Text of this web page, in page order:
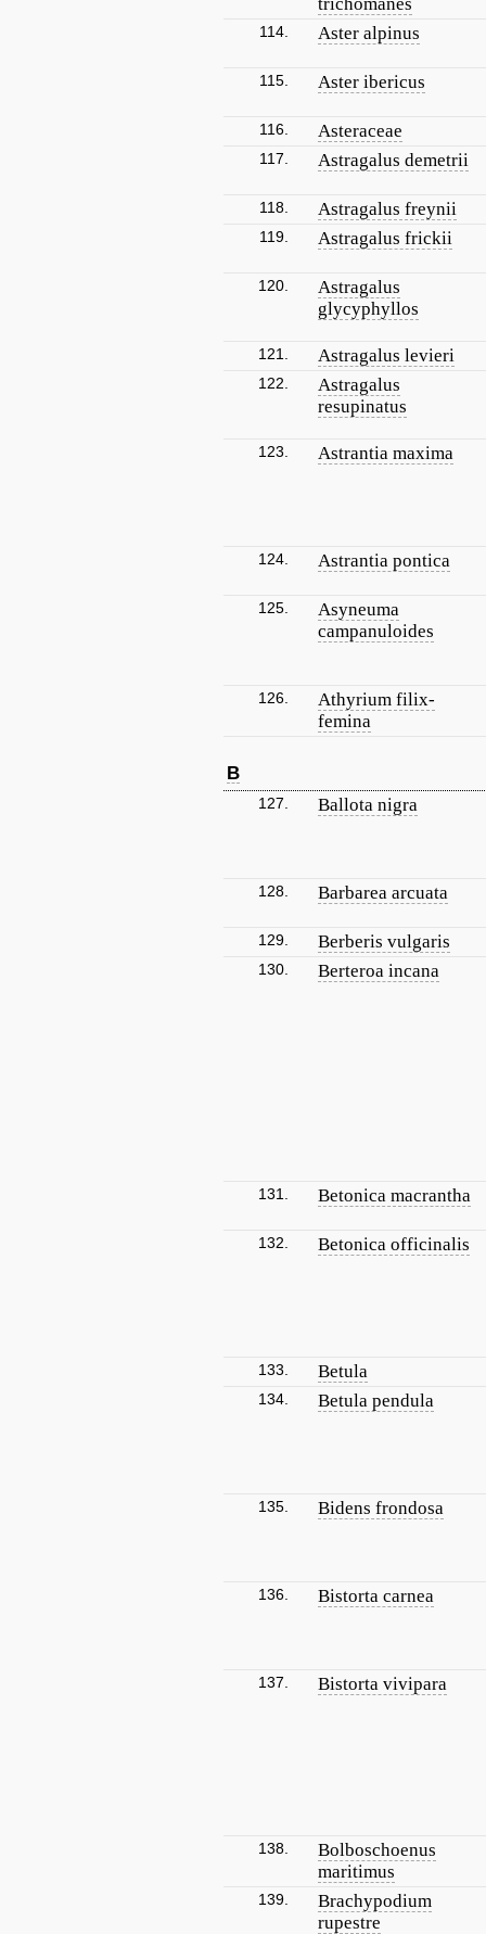
114. Aster alpinus
115. Aster ibericus
116. Asteraceae
117. Astragalus demetrii
118. Astragalus freynii
119. Astragalus frickii
120.
Astragalus
glycyphyllos
121. Astragalus levieri
122.
Astragalus
resupinatus
123. Astrantia maxima
124. Astrantia pontica
125.
Asyneuma
campanuloides
126.
Athyrium filix-
femina
B
127. Ballota nigra
128. Barbarea arcuata
129. Berberis vulgaris
130. Berteroa incana
131. Betonica macrantha
132. Betonica officinalis
133. Betula
134. Betula pendula
135. Bidens frondosa
136. Bistorta carnea
137. Bistorta vivipara
138.
Bolboschoenus
maritimus
139.
Brachypodium
rupestre